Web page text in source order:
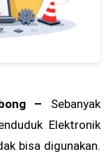
– Sebanyak
Elektronik
bisa digunakan.